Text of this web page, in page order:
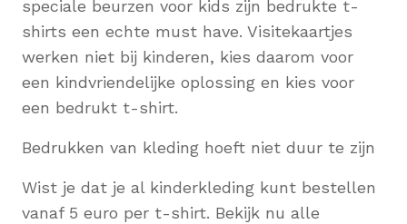
speciale beurzen voor kids zijn bedrukte t-
shirts een echte must have. Visitekaartjes
werken niet bij kinderen, kies daarom voor
een kindvriendelijke oplossing en kies voor
een bedrukt t-shirt.
Bedrukken van kleding hoeft niet duur te zijn
Wist je dat je al kinderkleding kunt bestellen
vanaf 5 euro per t-shirt. Bekijk nu alle